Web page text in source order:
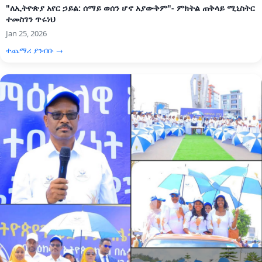
"ለኢትዮጵያ አየር ኃይል: ሰማይ ወሰን ሆኖ አያውቅም"- ምክትል ጠቅላይ ሚኒስትር
ተመስገን ጥሩነህ
Jan 25, 2026
ተጨማሪ ያንብቡ →